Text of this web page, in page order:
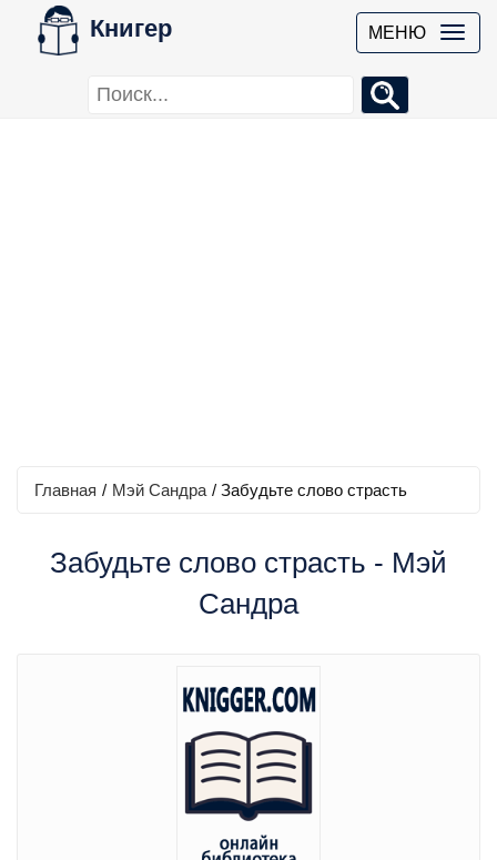
Книгер МЕНЮ
Главная / Мэй Сандра / Забудьте слово страсть
Забудьте слово страсть - Мэй
Сандра